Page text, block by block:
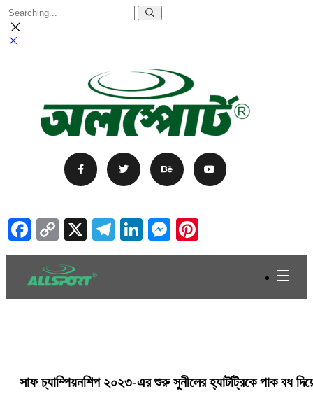
Facebook
Copy
Link
X Telegram
LinkedIn
Messenger
সাফ চ্যাম্পিয়নশিপ ২০২৩-এর শুরু সুনীলের হ্যাটট্রিকে পাক বধ